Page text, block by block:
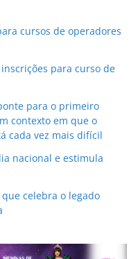
cursos de operadores
para curso de
para o primeiro
contexto em que o
cada vez mais difícil
nacional e estimula
celebra o legado